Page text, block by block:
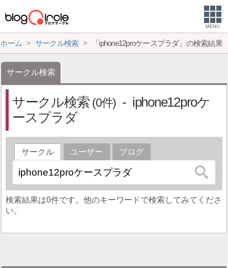
MENU
ホーム サークル検索 「iphone12proケースプラダ」の検索結果
サークル検索
サークル検索 0
iphone12proケ
ースプラダ
サークル ユーザー ブログ
検索結果は0件です。他のキーワードで検索してみてくださ
い。